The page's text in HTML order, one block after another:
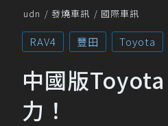
udn 發燒車訊 國際車訊
RAV4 豐田 Toyota
中國版
力！